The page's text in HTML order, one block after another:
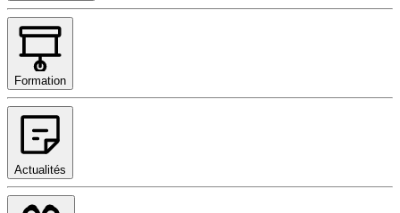
Formation
Actualités